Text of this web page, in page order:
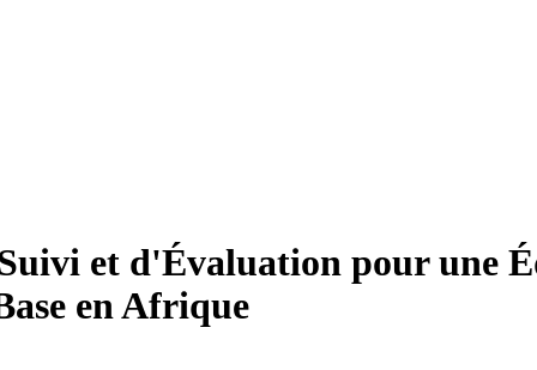
et d'Évaluation pour une
en Afrique